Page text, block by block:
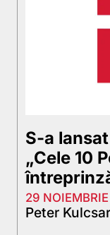
S-a
„Cele 10
29
Peter Kulcsar